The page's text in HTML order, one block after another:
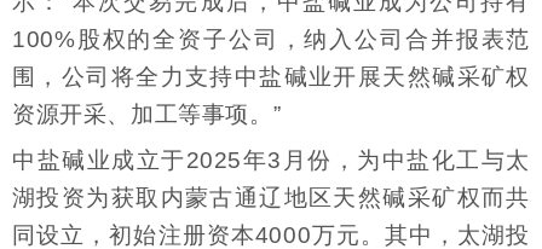
100%股权的全资子公司，纳入公司合并报表范
围，公司将全力支持中盐碱业开展天然碱采矿权
资源开采、加工等事项。”
中盐碱业成立于2025年3月份，为中盐化工与太
湖投资为获取内蒙古通辽地区天然碱采矿权而共
同设立，初始注册资本4000万元。其中，太湖投